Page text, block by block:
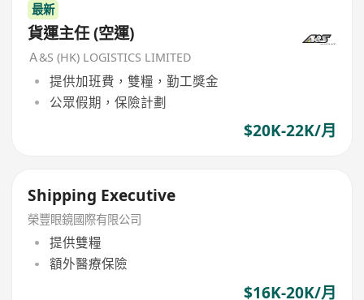
最新
貨運主任 (空運)
Ａ&S (HK) LOGISTICS LIMITED
提供加班費，雙糧，勤工獎金
公眾假期，保險計劃
$20K-22K/月
Shipping Executive
榮豐眼鏡國際有限公司
提供雙糧
額外醫療保險
$16K-20K/月